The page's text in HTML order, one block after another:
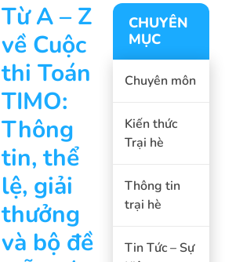
Từ A – Z
về Cuộc
thi Toán
TIMO:
Thông
tin, thể
lệ, giải
thưởng
và bộ đề
CHUYÊN
MỤC
Chuyên môn
Kiến thức
Trại hè
Thông tin
trại hè
Tin Tức – Sự